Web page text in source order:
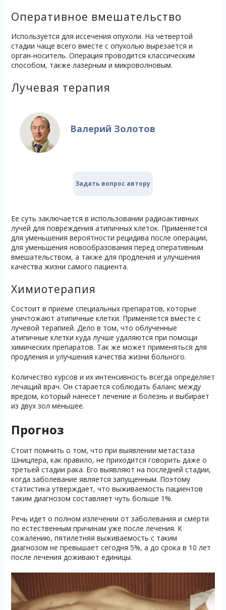
Оперативное вмешательство
Используется для иссечения опухоли. На четвертой
стадии чаще всего вместе с опухолью вырезается и
орган-носитель. Операция проводится классическим
способом, также лазерным и микроволновым.
Лучевая терапия
Валерий Золотов
Задать вопрос автору
Ее суть заключается в использовании радиоактивных
лучей для повреждения атипичных клеток. Применяется
для уменьшения вероятности рецидива после операции,
для уменьшения новообразования перед оперативным
вмешательством, а также для продления и улучшения
качества жизни самого пациента.
Химиотерапия
Состоит в приеме специальных препаратов, которые
уничтожают атипичные клетки. Применяется вместе с
лучевой терапией. Дело в том, что облученные
атипичные клетки куда лучше удаляются при помощи
химических препаратов. Так же может применяться для
продления и улучшения качества жизни больного.
Количество курсов и их интенсивность всегда определяет
лечащий врач. Он старается соблюдать баланс между
вредом, который нанесет лечение и болезнь и выбирает
из двух зол меньшее.
Прогноз
Стоит помнить о том, что при выявлении метастаза
Шницлера, как правило, не приходится говорить даже о
третьей стадии рака. Его выявляют на последней стадии,
когда заболевание является запущенным. Поэтому
статистика утверждает, что выживаемость пациентов
таким диагнозом составляет чуть больше 1%.
Речь идет о полном излечении от заболевания и смерти
по естественным причинам уже после лечения. К
сожалению, пятилетняя выживаемость с таким
диагнозом не превышает сегодня 5%, а до срока в 10 лет
после лечения доживают единицы.